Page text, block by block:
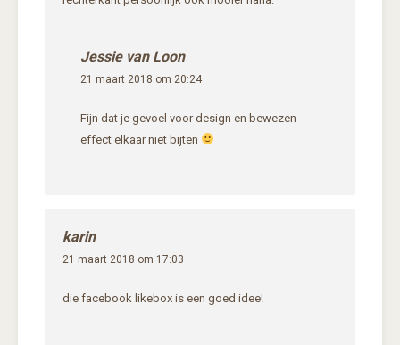
Jessie van Loon
21 maart 2018 om 20:24
Fijn dat je gevoel voor design en bewezen
effect elkaar niet bijten
karin
21 maart 2018 om 17:03
die facebook likebox is een goed idee!